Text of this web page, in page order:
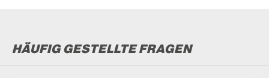
HÄUFIG GESTELLTE FRAGEN